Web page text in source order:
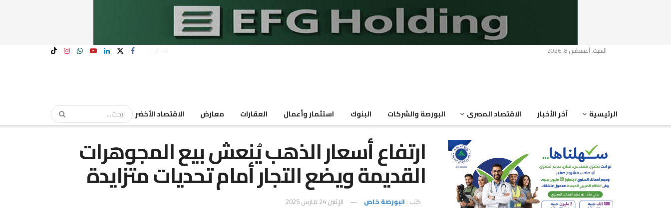
السبت, أغسطس 8, 2026
الرئيسية آخر الأخبار الاقتصاد المصرى البورصة والشركات البنوك استثمار وأعمال العقارات معارض الاقتصاد الأخضر
ارتفاع أسعار الذهب يُنعش بيع المجوهرات
القديمة ويضع التجار أمام تحديات متزايدة
كتب : البورصة خاص الإثنين 24 مارس 2025